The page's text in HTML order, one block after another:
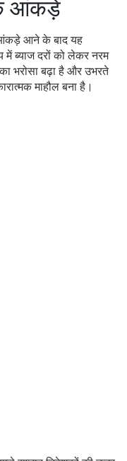
के आंकड़े
आंकड़े आने के बाद यह
में ब्याज दरों को लेकर नरम
भरोसा बढ़ा है और उभरते
माहौल बना है।